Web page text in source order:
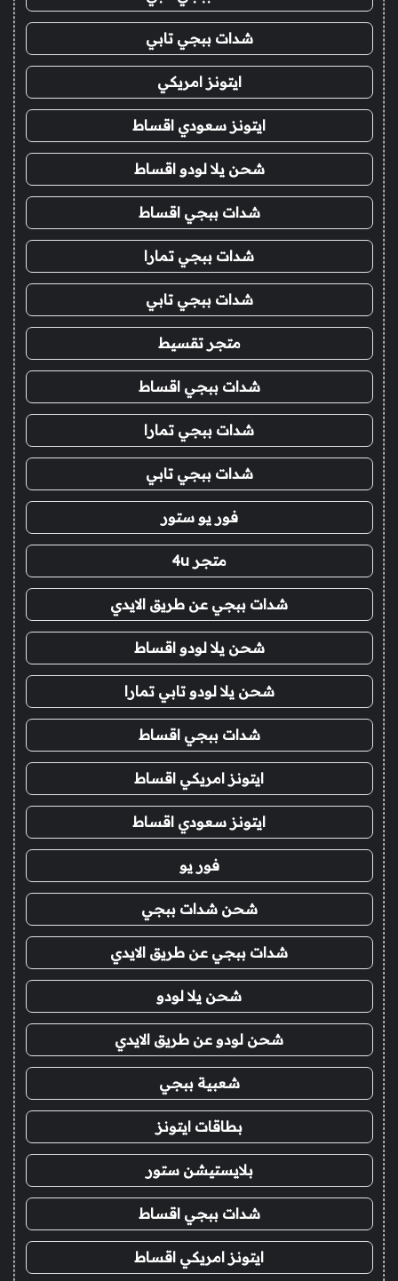
شدات ببجي تابي
ايتونز امريكي
ايتونز سعودي اقساط
شحن يلا لودو اقساط
شدات ببجي اقساط
شدات ببجي تمارا
شدات ببجي تابي
متجر تقسيط
شدات ببجي اقساط
شدات ببجي تمارا
شدات ببجي تابي
فور يو ستور
متجر 4u
شدات ببجي عن طريق الايدي
شحن يلا لودو اقساط
شحن يلا لودو تابي تمارا
شدات ببجي اقساط
ايتونز امريكي اقساط
ايتونز سعودي اقساط
فور يو
شحن شدات ببجي
شدات ببجي عن طريق الايدي
شحن يلا لودو
شحن لودو عن طريق الايدي
شعبية ببجي
بطاقات ايتونز
بلايستيشن ستور
شدات ببجي اقساط
ايتونز امريكي اقساط